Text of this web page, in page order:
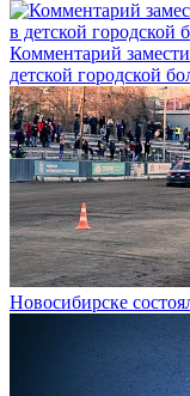
Комментарий
детской городской
Новосибирске